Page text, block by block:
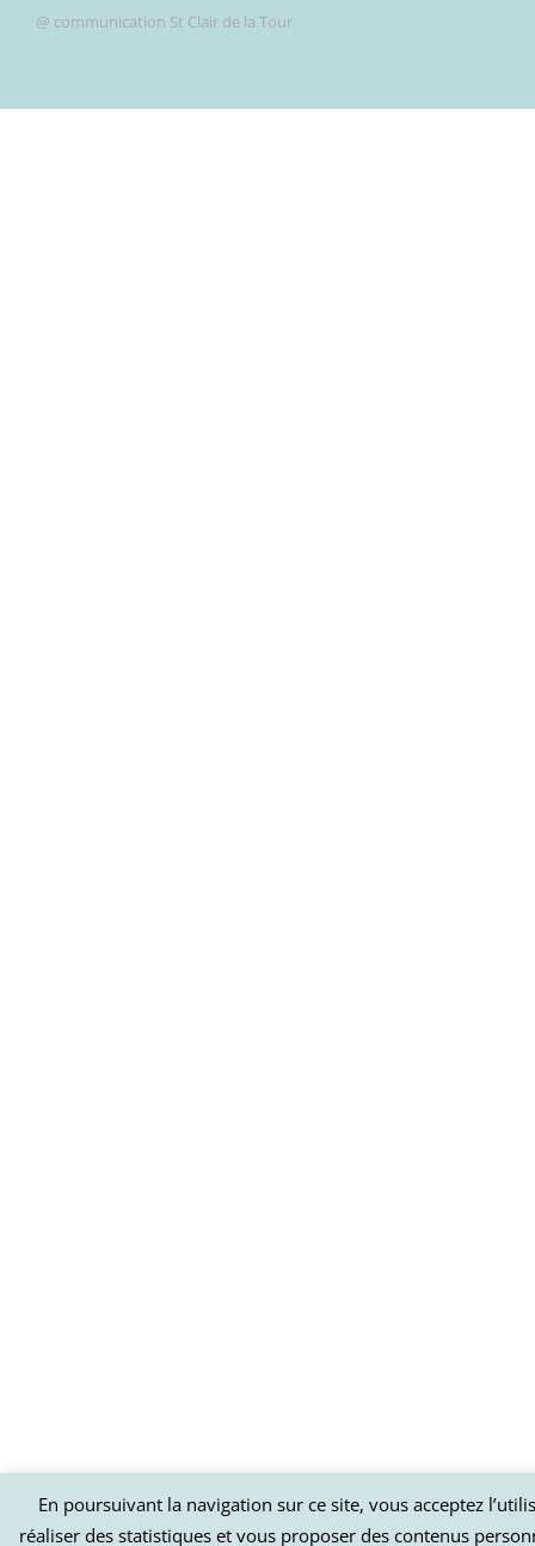
@ communication St Clair de la Tour
En poursuivant la navigation sur ce site, vous acceptez
réaliser des statistiques et vous proposer des contenus